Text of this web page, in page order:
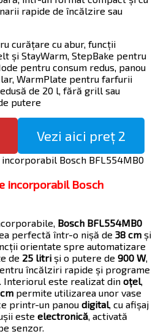
rapide de încălzire sau
curățare cu abur, funcții
și StayWarm, StepBake pentru
pentru consum redus, panou
WarmPlate pentru farfurii
de 20 l, fără grill sau
putere
Vezi aici preț 2
incorporabil Bosch
Bosch BFL554MB0
perfectă într-o nișă de 38 cm și
orientate spre automatizare
de 25 litri și o putere de 900 W,
încălziri rapide și programe
Interiorul este realizat din oțel
permite utilizarea unor vase
printr-un panou digital , cu afișaj
este electronică , activată
senzor.